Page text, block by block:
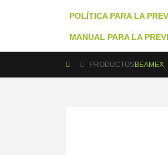
POLÍTICA PARA LA
MANUAL PARA LA
PRODUCTOSBEAMEX